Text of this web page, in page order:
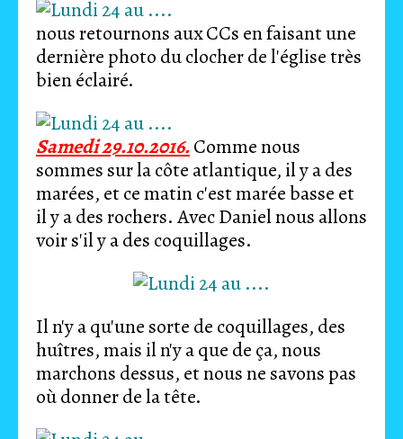
nous retournons aux CCs en faisant une
dernière photo du clocher de l'église très
bien éclairé.
Samedi 29.10.2016. Comme nous
sommes sur la côte atlantique, il y a des
marées, et ce matin c'est marée basse et
il y a des rochers. Avec Daniel nous allons
voir s'il y a des coquillages.
Il n'y a qu'une sorte de coquillages, des
huîtres, mais il n'y a que de ça, nous
marchons dessus, et nous ne savons pas
où donner de la tête.